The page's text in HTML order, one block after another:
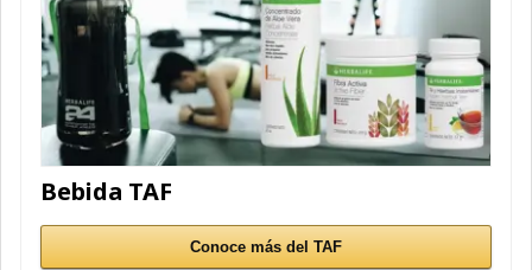
Bebida TAF
Conoce más del TAF